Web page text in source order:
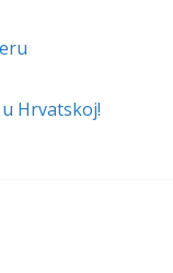
Hrvatskoj!